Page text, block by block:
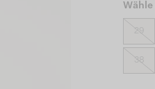
Wähle
29
38